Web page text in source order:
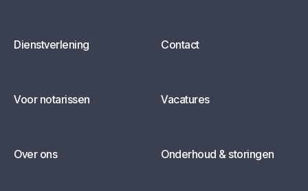
Dienstverlening
Voor notarissen
Over ons
Contact
Vacatures
Onderhoud & storingen